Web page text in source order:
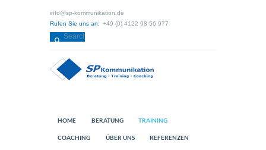
info@sp-kommunikation.de
Rufen Sie uns an: +49 (0) 4122 98 56 977
HOME BERATUNG TRAINING
COACHING ÜBER UNS REFERENZEN